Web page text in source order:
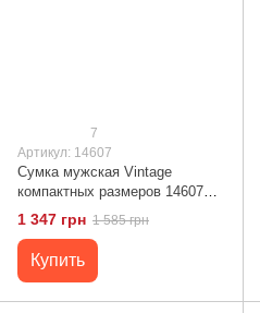
7
Артикул: 14607
Сумка мужская Vintage
компактных размеров 14607
Черный
1 347 грн 1 585 грн
Купить